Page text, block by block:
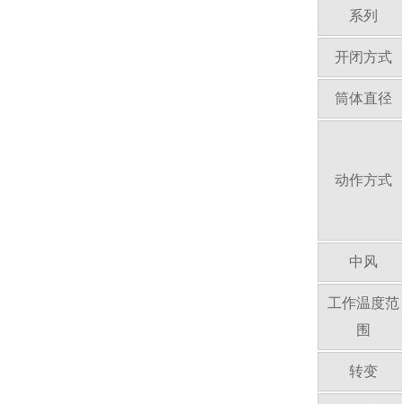
系列
开闭方式
筒体直径
动作方式
中风
工作温度范
围
转变